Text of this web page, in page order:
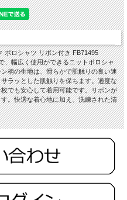
ポロシャツ リボン付き FB71495
、幅広く使用ができるニットポロシャ
柄の生地は、滑らかで肌触りの良い速
ラッとした肌触りを保ちます。適度な
でも安心して着用可能です。リボンが
。快適な着心地に加え、洗練された清